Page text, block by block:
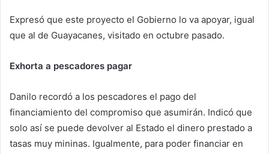
Expresó que este proyecto el Gobierno lo va apoyar, igual
que al de Guayacanes, visitado en octubre pasado.
Exhorta a pescadores pagar
Danilo recordó a los pescadores el pago del
financiamiento del compromiso que asumirán. Indicó que
solo así se puede devolver al Estado el dinero prestado a
tasas muy mininas. Igualmente, para poder financiar en